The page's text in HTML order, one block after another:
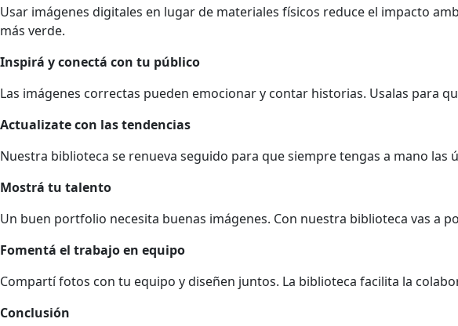
Usar imágenes digitales en lugar de materiales físicos reduce el impacto
más verde.
Inspirá y conectá con tu público
Las imágenes correctas pueden emocionar y contar historias. Usalas para
Actualizate con las tendencias
Nuestra biblioteca se renueva seguido para que siempre tengas a mano las
Mostrá tu talento
Un buen portfolio necesita buenas imágenes. Con nuestra biblioteca vas a
Fomentá el trabajo en equipo
Compartí fotos con tu equipo y diseñen juntos. La biblioteca facilita la
Conclusión